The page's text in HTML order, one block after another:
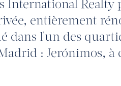
International
entièrement
dans l'un des
: Jerónimos, à